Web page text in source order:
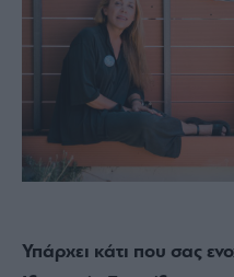
Υπάρχει κάτι που σας